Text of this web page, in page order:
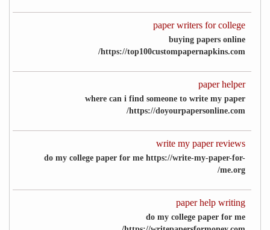
paper writers for college
buying papers online
https://top100custompapernapkins.com/
paper helper
where can i find someone to write my paper
https://doyourpapersonline.com/
write my paper reviews
do my college paper for me https://write-my-paper-for-
me.org/
paper help writing
do my college paper for me